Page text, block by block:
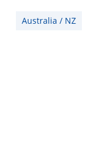
Australia / NZ